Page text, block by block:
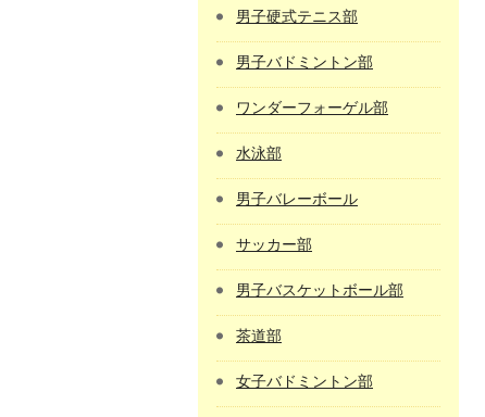
男子硬式テニス部
男子バドミントン部
ワンダーフォーゲル部
水泳部
男子バレーボール
サッカー部
男子バスケットボール部
茶道部
女子バドミントン部